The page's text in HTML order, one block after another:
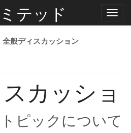
テッド
ナ
り
替
全般ディスカッション
カッショ
ピックについて